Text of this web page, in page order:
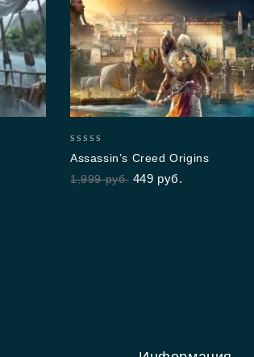
out
of
Assassin’s Creed Origins
1,999руб. 449 руб.